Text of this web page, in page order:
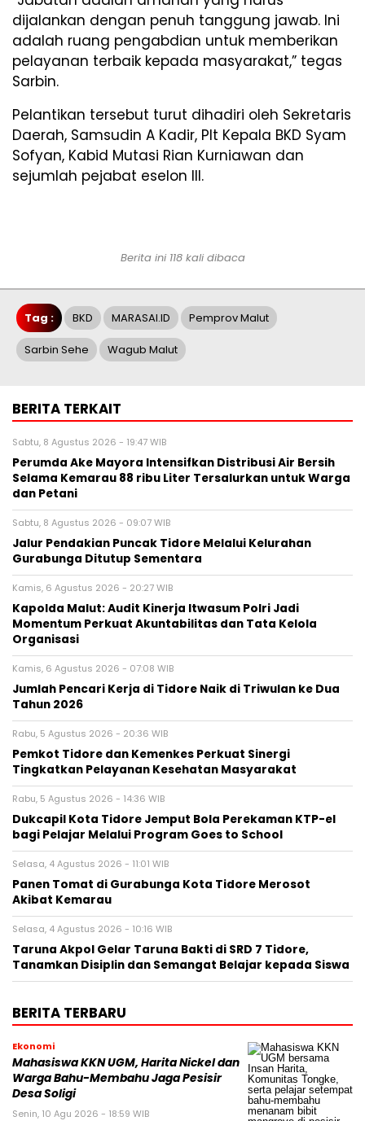
dijalankan dengan penuh tanggung jawab. Ini
adalah ruang pengabdian untuk memberikan
pelayanan terbaik kepada masyarakat,” tegas
Sarbin.
Pelantikan tersebut turut dihadiri oleh Sekretaris
Daerah, Samsudin A Kadir, Plt Kepala BKD Syam
Sofyan, Kabid Mutasi Rian Kurniawan dan
sejumlah pejabat eselon III.
Berita ini 118 kali dibaca
Tag : BKD MARASAI.ID Pemprov Malut
Sarbin Sehe Wagub Malut
BERITA TERKAIT
Sabtu, 8 Agustus 2026 - 19:47 WIB
Perumda Ake Mayora Intensifkan Distribusi Air Bersih
Selama Kemarau 88 ribu Liter Tersalurkan untuk Warga
dan Petani
Sabtu, 8 Agustus 2026 - 09:07 WIB
Jalur Pendakian Puncak Tidore Melalui Kelurahan
Gurabunga Ditutup Sementara
Kamis, 6 Agustus 2026 - 20:27 WIB
Kapolda Malut: Audit Kinerja Itwasum Polri Jadi
Momentum Perkuat Akuntabilitas dan Tata Kelola
Organisasi
Kamis, 6 Agustus 2026 - 07:08 WIB
Jumlah Pencari Kerja di Tidore Naik di Triwulan ke Dua
Tahun 2026
Rabu, 5 Agustus 2026 - 20:36 WIB
Pemkot Tidore dan Kemenkes Perkuat Sinergi
Tingkatkan Pelayanan Kesehatan Masyarakat
Rabu, 5 Agustus 2026 - 14:36 WIB
Dukcapil Kota Tidore Jemput Bola Perekaman KTP-el
bagi Pelajar Melalui Program Goes to School
Selasa, 4 Agustus 2026 - 11:01 WIB
Panen Tomat di Gurabunga Kota Tidore Merosot
Akibat Kemarau
Selasa, 4 Agustus 2026 - 10:16 WIB
Taruna Akpol Gelar Taruna Bakti di SRD 7 Tidore,
Tanamkan Disiplin dan Semangat Belajar kepada Siswa
BERITA TERBARU
Ekonomi
Mahasiswa KKN UGM, Harita Nickel dan
Warga Bahu-Membahu Jaga Pesisir
Desa Soligi
Senin, 10 Agu 2026 - 18:59 WIB